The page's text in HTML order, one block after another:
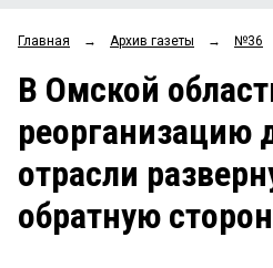
ОБЩЕСТВО
ЗАКОН
НОВОСТИ КОМПАНИЙ
ПРОИСШЕСТВИЯ
Главная → Архив газеты → №36
В Омской
реорганизацию
отрасли
обратную